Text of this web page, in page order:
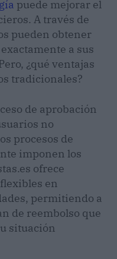
puede mejorar el
A través de
pueden obtener
a sus
¿qué ventajas
tradicionales?
de aprobación
no
procesos de
imponen los
ofrece
en
permitiendo a
de reembolso que
situación